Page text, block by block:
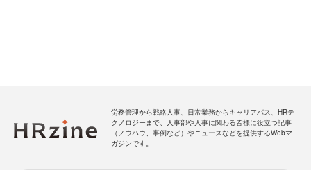
労務管理から戦略人事、日常業務からキャリアパス、HRテ
クノロジーまで、人事部や人事に関わる皆様に役立つ記事
（ノウハウ、事例など）やニュースなどを提供するWebマ
ガジンです。